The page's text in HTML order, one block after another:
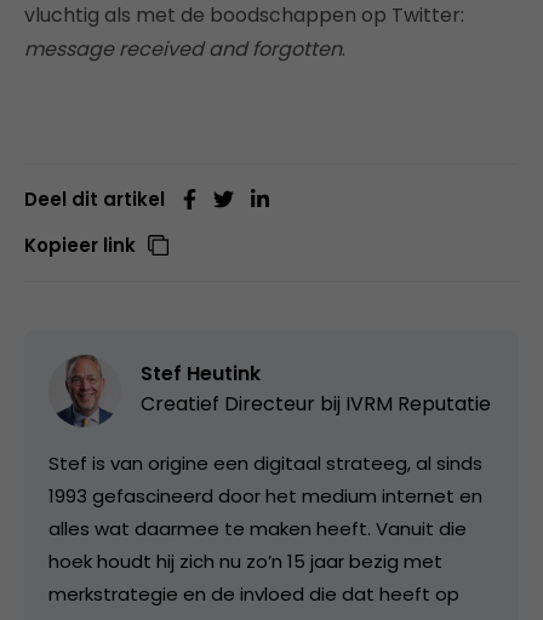
vluchtig als met de boodschappen op Twitter:
message received and forgotten.
Deel dit artikel
Kopieer link
Stef Heutink
Creatief Directeur bij IVRM Reputatie
Stef is van origine een digitaal strateeg, al sinds
1993 gefascineerd door het medium internet en
alles wat daarmee te maken heeft. Vanuit die
hoek houdt hij zich nu zo’n 15 jaar bezig met
merkstrategie en de invloed die dat heeft op